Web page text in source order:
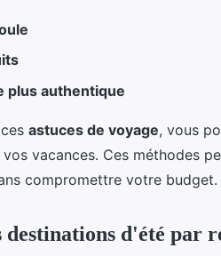
plus authentique
astuces de voyage, vous
vacances. Ces méthodes
compromettre votre budget.
d'été par